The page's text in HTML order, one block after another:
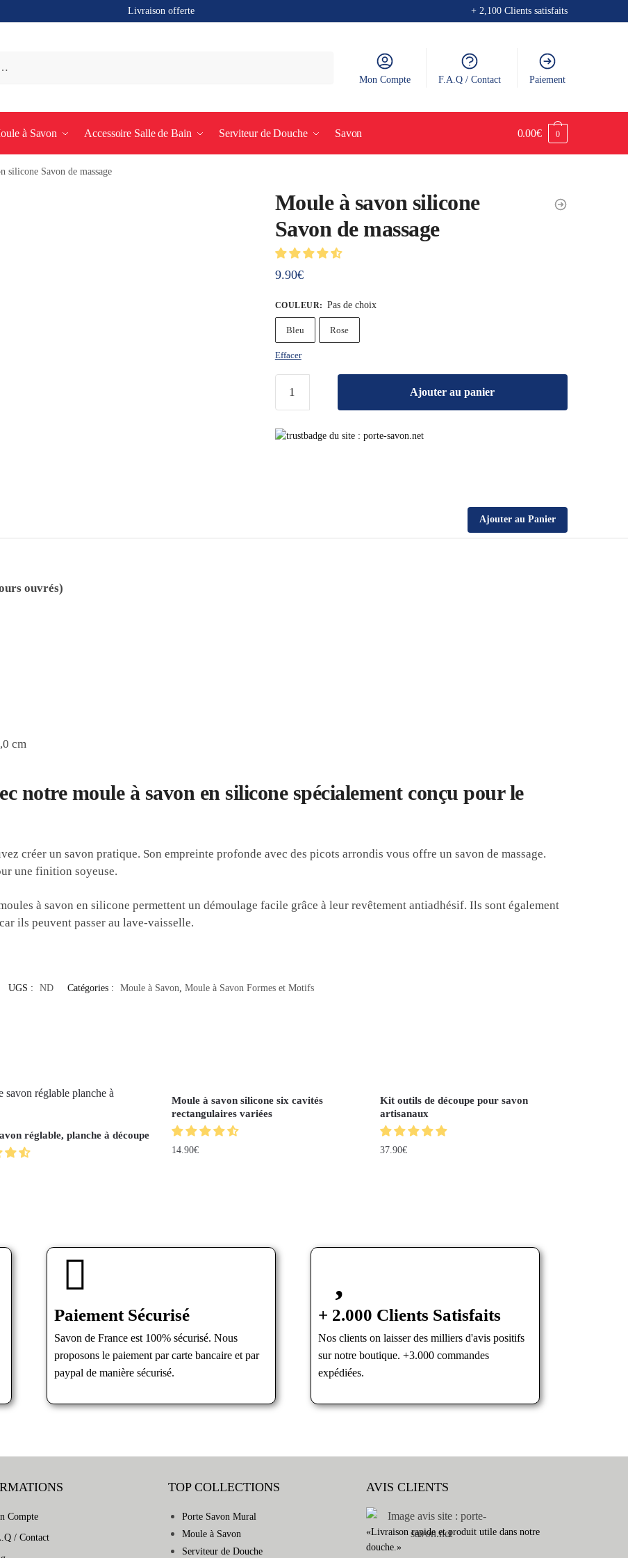
Livraison offerte + 2,100 Clients satisfaits
Mon Compte F.A.Q / Contact Paiement
à Savon Accessoire Salle de Bain Serviteur de Douche Savon 0.00€ 0
silicone Savon de massage
Moule à savon silicone
Savon de massage
9.90€
COULEUR: Pas de choix
Bleu Rose
Effacer
Ajouter au panier
Ajouter au Panier
ouvrés)
cm
notre moule à savon en silicone spécialement conçu pour le
créer un savon pratique. Son empreinte profonde avec des picots arrondis vous offre un savon de massage.
une finition soyeuse.
à savon en silicone permettent un démoulage facile grâce à leur revêtement antiadhésif. Ils sont également
ils peuvent passer au lave-vaisselle.
UGS : ND Catégories : Moule à Savon Moule à Savon Formes et Motifs
réglable, planche à découpe
Moule à savon silicone six cavités
rectangulaires variées
14.90€
Kit outils de découpe pour savon
artisanaux
37.90€
Paiement Sécurisé
Savon de France est 100% sécurisé. Nous
proposons le paiement par carte bancaire et par
paypal de manière sécurisé.
+ 2.000 Clients Satisfaits
Nos clients on laisser des milliers d'avis positifs
sur notre boutique. +3.000 commandes
expédiées.
Compte
/ Contact
TOP COLLECTIONS
Porte Savon Mural
Moule à Savon
Serviteur de Douche
AVIS CLIENTS
«Livraison rapide et produit utile dans notre
douche.»